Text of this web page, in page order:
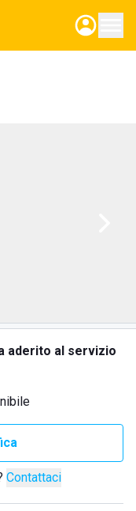
aderito al servizio
Contattaci